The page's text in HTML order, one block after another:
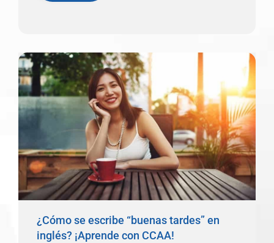
¿Cómo se escribe “buenas tardes” en
inglés? ¡Aprende con CCAA!